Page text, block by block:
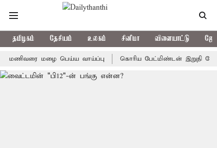
தமிழகம் தேசியம் உலகம் சினிமா விளையாட்டு
மழை பெய்ய வாய்ப்பு கொரிய பேட்மிண்டன் இறுதி போட்டி;